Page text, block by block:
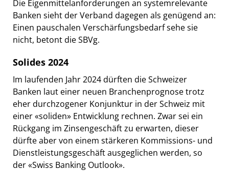
Die Eigenmittelanforderungen an systemrelevante
Banken sieht der Verband dagegen als genügend an:
Einen pauschalen Verschärfungsbedarf sehe sie
nicht, betont die SBVg.
Solides 2024
Im laufenden Jahr 2024 dürften die Schweizer
Banken laut einer neuen Branchenprognose trotz
eher durchzogener Konjunktur in der Schweiz mit
einer «soliden» Entwicklung rechnen. Zwar sei ein
Rückgang im Zinsengeschäft zu erwarten, dieser
dürfte aber von einem stärkeren Kommissions- und
Dienstleistungsgeschäft ausgeglichen werden, so
der «Swiss Banking Outlook».